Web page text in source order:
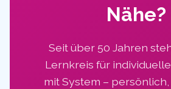
Nähe?
Seit über 50 Jahren
Lernkreis für
mit System –